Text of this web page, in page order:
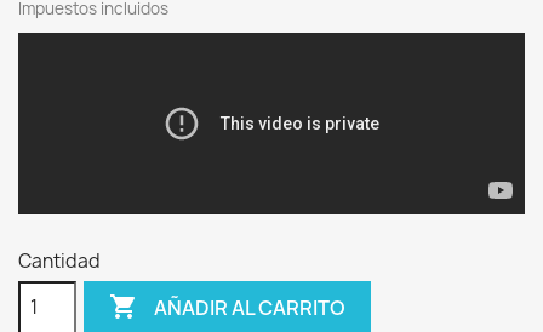
Impuestos incluidos
Cantidad
 AÑADIR AL CARRITO